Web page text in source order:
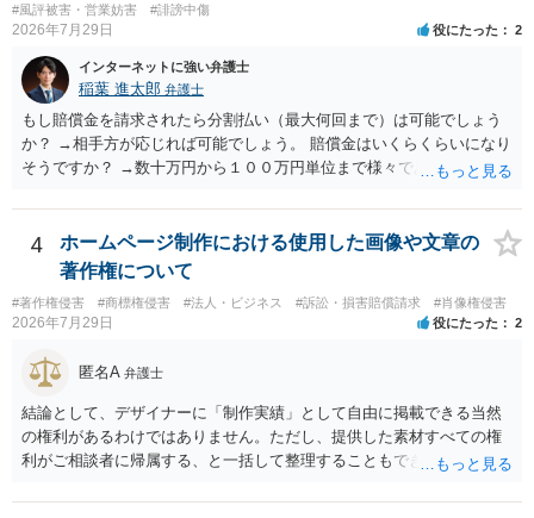
#風評被害・営業妨害
#誹謗中傷
2026年7月29日 役にたった 2
インターネットに強い弁護士
稲葉 進太郎 弁護士
もし賠償金を請求されたら分割払い（最大何回まで）は可能でしょう
か？ →相手方が応じれば可能でしょう。 賠償金はいくらくらいになり
そうですか？ →数十万円から１００万円単位まで様々であり、不明で
渉が行われ、双方合意に至れば支払が開始され、決裂して相手方が訴
訟提起を選択すれば訴訟の中で解決がなされる流れが通常です。
4
ホームページ制作における使用した画像や文章の
著作権について
#著作権侵害 #商標権侵害 #法人・ビジネス #訴訟・損害賠償請求 #肖像権侵害
2026年7月29日 役にたった 2
匿名A 弁護士
結論として、デザイナーに「制作実績」として自由に掲載できる当然
の権利があるわけではありません。ただし、提供した素材すべての権
利がご相談者に帰属する、と一括して整理することもできません。 ご
身が著作権者です。 他方、ブランド名、文字主体のロゴ、商品情報、